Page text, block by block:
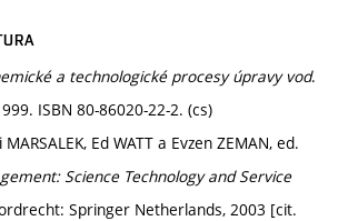
a technologické procesy úpravy vod.
ISBN 80-86020-22-2. (cs)
MARSALEK, Ed WATT a Evzen ZEMAN, ed.
Science Technology and Service
Springer Netherlands, 2003 [cit.